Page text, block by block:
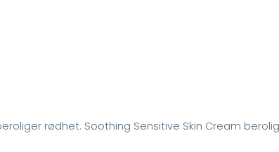
rødhet. Soothing Sensitive Skin Cream